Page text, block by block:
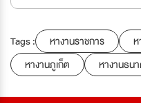
Tags : หางานราชการ ห
หางานภูเก็ต
หางานธน